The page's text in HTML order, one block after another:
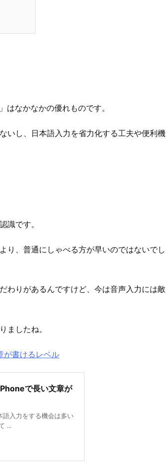
なかなかの優れものです。
いし、日本語入力を省力化する工夫や便利機
識です。
り、普通にしゃべる方が早いのではないでし
わりがあるんですけど、今は音声入力には敵
ましたね。
が書けるレベル
で長い文章が
語入力をする機会は多い
...